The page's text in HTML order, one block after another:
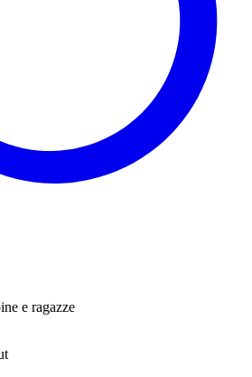
e ragazze